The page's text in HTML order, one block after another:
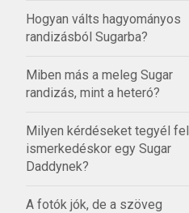
Hogyan válts hagyományos
randizásból Sugarba?
Miben más a meleg Sugar
randizás, mint a heteró?
Milyen kérdéseket tegyél fel
ismerkedéskor egy Sugar
Daddynek?
A fotók jók, de a szöveg